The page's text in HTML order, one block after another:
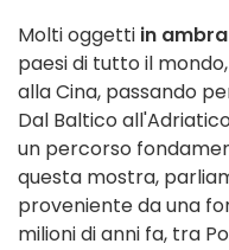
Molti oggetti in
paesi di tutto il
alla Cina, passando
Dal Baltico
un percorso
questa mostra,
proveniente da una
milioni di anni fa, tra